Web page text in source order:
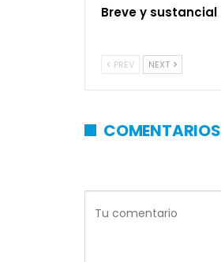
Breve y sustancial
PREV NEXT
COMENTARIOS